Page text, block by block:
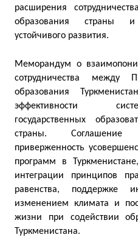
расширения
образования страны
устойчивого развития.
Меморандум о
сотрудничества между
образования
эффективности
государственных
страны. Соглашение
приверженность
программ в
интеграции принципов
равенства, поддержке
изменением климата и
жизни при содействии
Туркменистана.